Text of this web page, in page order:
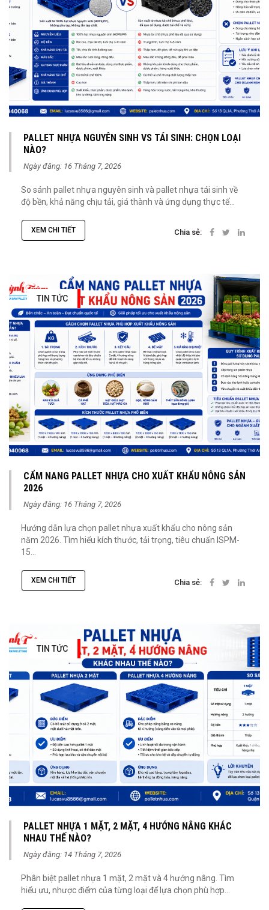
PALLET NHỰA NGUYÊN SINH VS TÁI SINH: CHỌN LOẠI
NÀO?
Ngày đăng: 16 Tháng 7, 2026
So sánh pallet nhựa nguyên sinh và pallet nhựa tái sinh về
độ bền, khả năng chịu tải, giá thành và ứng dụng thực tế...
XEM CHI TIẾT Chia sẻ:
TIN TỨC
CẨM NANG PALLET NHỰA CHO XUẤT KHẨU NÔNG SẢN
2026
Ngày đăng: 16 Tháng 7, 2026
Hướng dẫn lựa chọn pallet nhựa xuất khẩu cho nông sản
năm 2026. Tìm hiểu kích thước, tải trọng, tiêu chuẩn ISPM-
15...
XEM CHI TIẾT Chia sẻ:
TIN TỨC
PALLET NHỰA 1 MẶT, 2 MẶT, 4 HƯỚNG NÂNG KHÁC
NHAU THẾ NÀO?
Ngày đăng: 14 Tháng 7, 2026
Phân biệt pallet nhựa 1 mặt, 2 mặt và 4 hướng nâng. Tìm
hiểu ưu, nhược điểm của từng loại để lựa chọn phù hợp...